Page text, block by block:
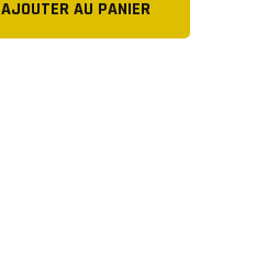
AJOUTER AU PANIER